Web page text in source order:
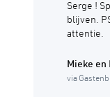
Serge !
blijven.
attentie.
Mieke en
via